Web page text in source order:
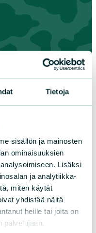
Tietoja
sisällön ja mainosten
ominaisuuksien
Lisäksi
ja analytiikka-
miten käytät
yhdistää näitä
heille tai joita on
palvelujaan.